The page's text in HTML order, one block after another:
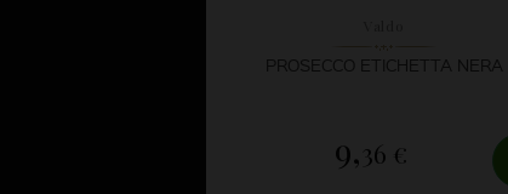
PROSECCO ETICHETTA NERA
9, 36 €